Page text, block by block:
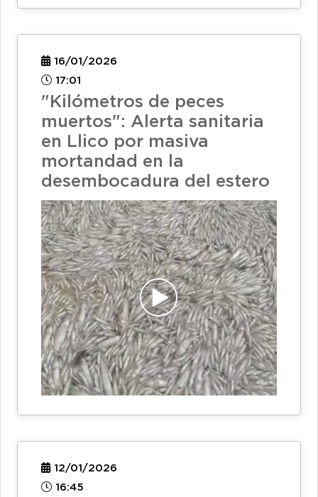
16/01/2026
17:01
"Kilómetros de peces
muertos": Alerta sanitaria
en Llico por masiva
mortandad en la
desembocadura del estero
12/01/2026
16:45